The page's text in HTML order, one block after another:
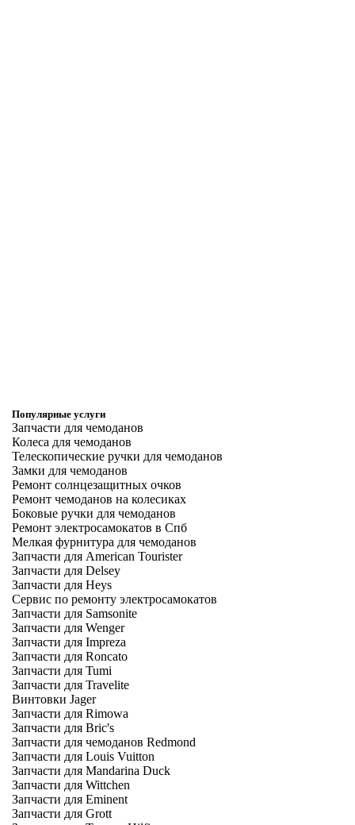
Популярные услуги
Запчасти для чемоданов
Колеса для чемоданов
Телескопические ручки для чемоданов
Замки для чемоданов
Ремонт солнцезащитных очков
Ремонт чемоданов на колесиках
Боковые ручки для чемоданов
Ремонт электросамокатов в Спб
Мелкая фурнитура для чемоданов
Запчасти для American Tourister
Запчасти для Delsey
Запчасти для Heys
Сервис по ремонту электросамокатов
Запчасти для Samsonite
Запчасти для Wenger
Запчасти для Impreza
Запчасти для Roncato
Запчасти для Tumi
Запчасти для Travelite
Винтовки Jager
Запчасти для Rimowa
Запчасти для Bric's
Запчасти для чемоданов Redmond
Запчасти для Louis Vuitton
Запчасти для Mandarina Duck
Запчасти для Wittchen
Запчасти для Eminent
Запчасти для Grott